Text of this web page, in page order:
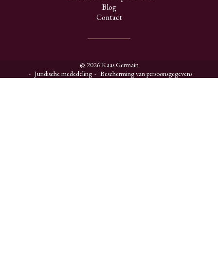
Blog
Contact
@ 2026 Kaas Germain
Juridische mededeling
Bescherming van persoonsgegevens